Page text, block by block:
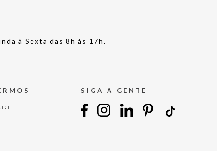
à Sexta das 8h às 17h.
SIGA A GENTE